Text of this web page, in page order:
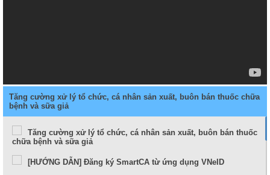
Tăng cường xử lý tổ chức, cá nhân sản xuất, buôn bán thuốc chữa
bệnh và sữa giả
Tăng cường xử lý tổ chức, cá nhân sản xuất, buôn bán thuốc
chữa bệnh và sữa giả
[HƯỚNG DẪN] Đăng ký SmartCA từ ứng dụng VNeID